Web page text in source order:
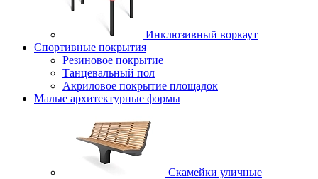
Инклюзивный воркаут
Спортивные покрытия
Резиновое покрытие
Танцевальный пол
Акриловое покрытие площадок
Малые архитектурные формы
Скамейки уличные